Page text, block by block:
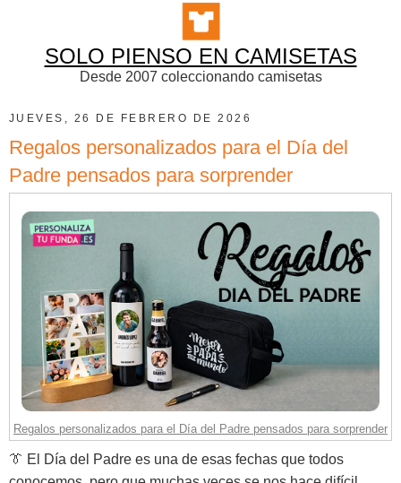
SOLO PIENSO EN CAMISETAS
Desde 2007 coleccionando camisetas
JUEVES, 26 DE FEBRERO DE 2026
Regalos personalizados para el Día del
Padre pensados para sorprender
Regalos personalizados para el Día del Padre pensados para sorprender
👔 El Día del Padre es una de esas fechas que todos